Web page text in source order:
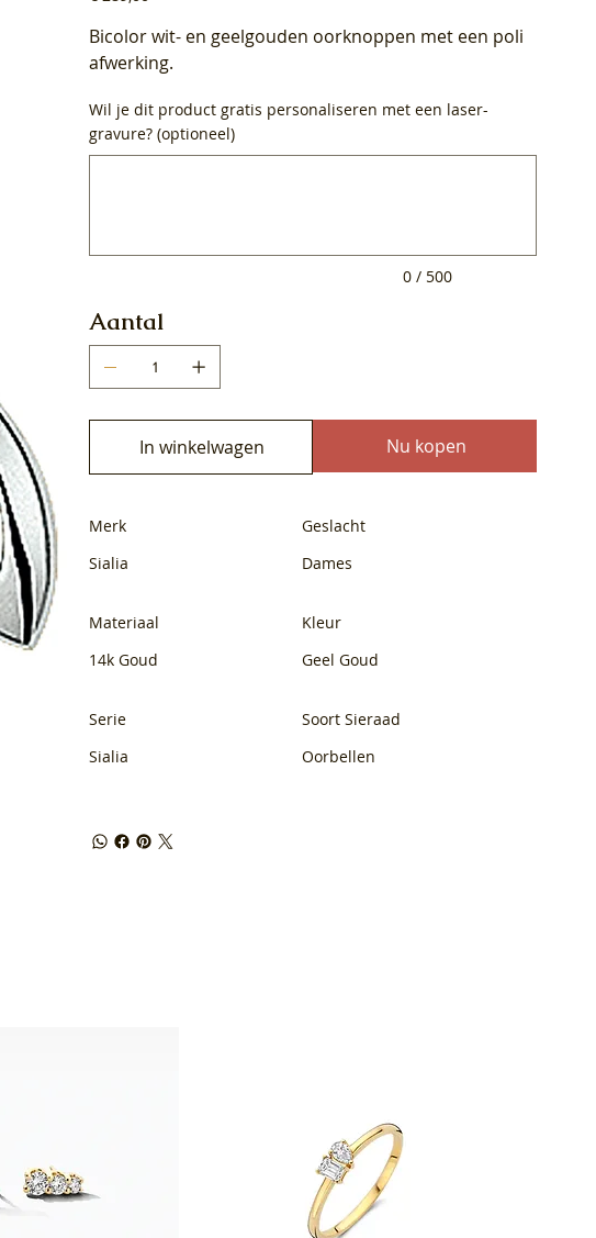
Bicolor wit- en geelgouden oorknoppen met een poli
afwerking.
Wil je dit product gratis personaliseren met een laser-
gravure? (optioneel)
0 / 500
Aantal
In winkelwagen Nu kopen
Merk
Sialia
Geslacht
Dames
Materiaal
14k Goud
Kleur
Geel Goud
Serie
Sialia
Soort Sieraad
Oorbellen